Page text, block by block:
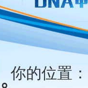
你的位置：